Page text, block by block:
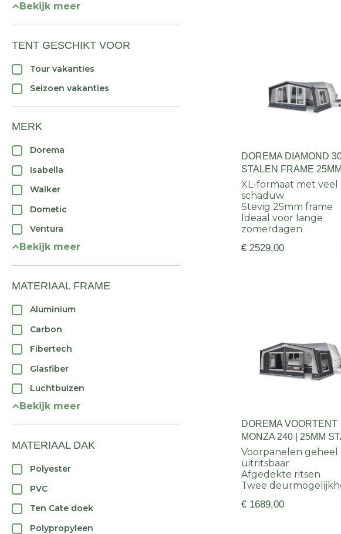
Bekijk meer
TENT GESCHIKT VOOR
Tour vakanties
Seizoen vakanties
MERK
Dorema
Isabella
Walker
Dometic
Ventura
Bekijk meer
MATERIAAL FRAME
Aluminium
Carbon
Fibertech
Glasfiber
Luchtbuizen
Bekijk meer
MATERIAAL DAK
Polyester
PVC
Ten Cate doek
Polypropyleen
DOREMA DIAMOND
STALEN FRAME 25MM
XL-formaat met veel
schaduw
Stevig 25mm frame
Ideaal voor lange
zomerdagen
€ 2529,00
DOREMA VOORTENT
MONZA 240 | 25MM
FRAME
Voorpanelen geheel
uitritsbaar
Afgedekte ritsen
Twee
€ 1689,00